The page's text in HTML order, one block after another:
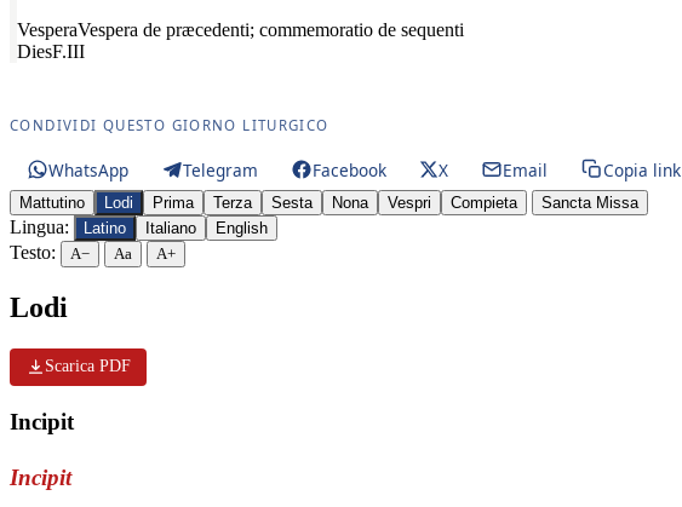
VesperaVespera de præcedenti; commemoratio de sequenti
DiesF.III
CONDIVIDI QUESTO GIORNO LITURGICO
WhatsApp Telegram Facebook X Email Copia link
Mattutino Lodi Prima Terza Sesta Nona Vespri Compieta Sancta Missa
Lingua: Latino Italiano English
Testo: A− Aa A+
Lodi
Scarica PDF
Incipit
Incipit